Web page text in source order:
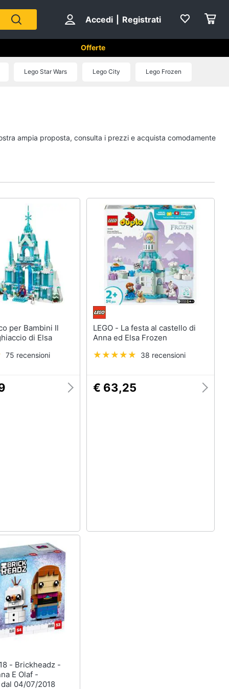
Accedi Registrati
Vedi tutti
Giochi prima infanzia
Bambola
Carillon
Peluche
Palestrina
Vedi tutti
Offerte
Lego Star Wars Lego City Lego Frozen
ampia proposta, consulta i prezzi e acquista comodamente
di Elsa
75 recensioni
LEGO - La festa al castello di
Anna ed Elsa Frozen
38 recensioni
€ 63,25
E Olaf -
04/07/2018